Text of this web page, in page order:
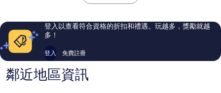
評
論
評
論
登入以查看符合資格的折扣和禮遇。玩越多，獎勵就越
多！
登入 免費註冊
鄰近地區資訊